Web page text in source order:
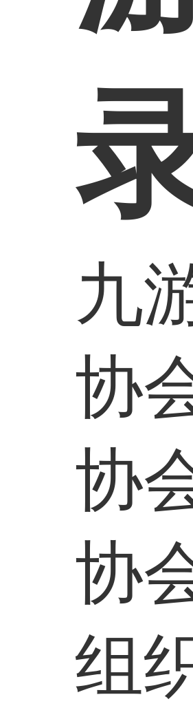
九
协
协
协
组